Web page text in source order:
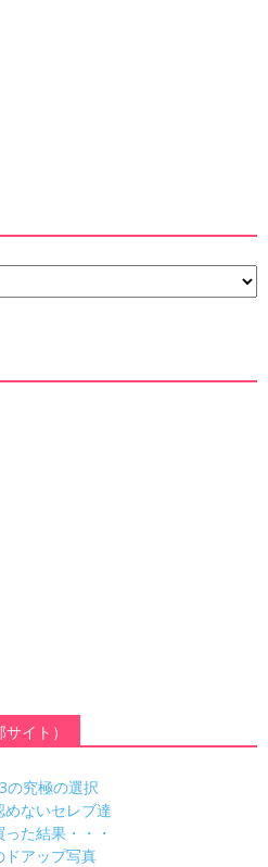
イト）
の究極の選択
ないセレブ達
た結果・・・
ドアップ写真